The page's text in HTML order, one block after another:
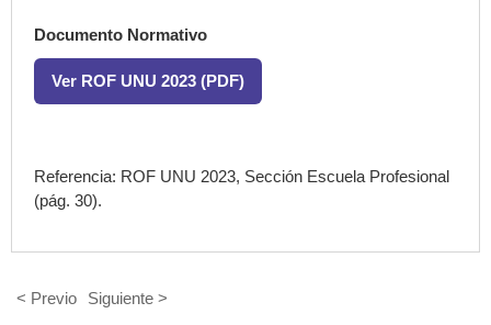
Documento Normativo
Ver ROF UNU 2023 (PDF)
Referencia: ROF UNU 2023, Sección Escuela Profesional
(pág. 30).
< Previo Siguiente >